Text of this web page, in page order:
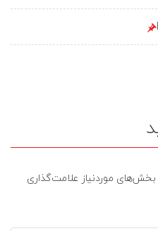
بخش‌های موردنیاز علامت‌گذاری